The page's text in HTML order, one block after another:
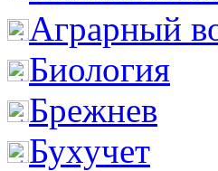
Аграрный
Биология
Брежнев
Бухучет